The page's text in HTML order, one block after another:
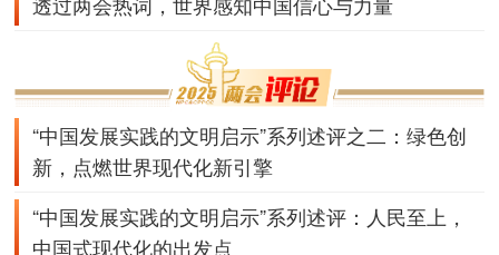
透过两会热词，世界感知中国信心与力量
“中国发展实践的文明启示”系列述评之二：绿色创
新，点燃世界现代化新引擎
“中国发展实践的文明启示”系列述评：人民至上，
中国式现代化的出发点